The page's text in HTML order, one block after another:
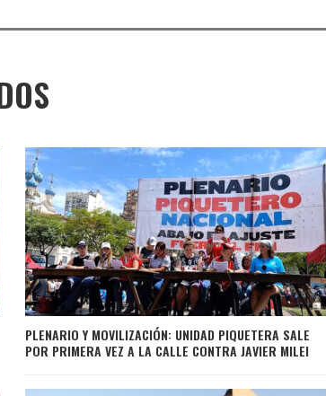
PLENARIO Y MOVILIZACIÓN: UNIDAD PIQUETERA SALE
POR PRIMERA VEZ A LA CALLE CONTRA JAVIER MILEI